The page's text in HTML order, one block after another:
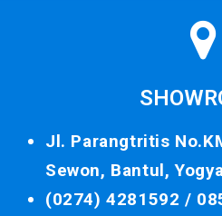
Jl. Parangtritis
Sewon, Bantul,
(0274) 4281592 /